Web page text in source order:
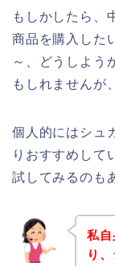
もしかしたら、
商品を購入した
～、どうしよう
もしれませんが
個人的にはシュ
りおすすめして
試してみるのも
私自
り